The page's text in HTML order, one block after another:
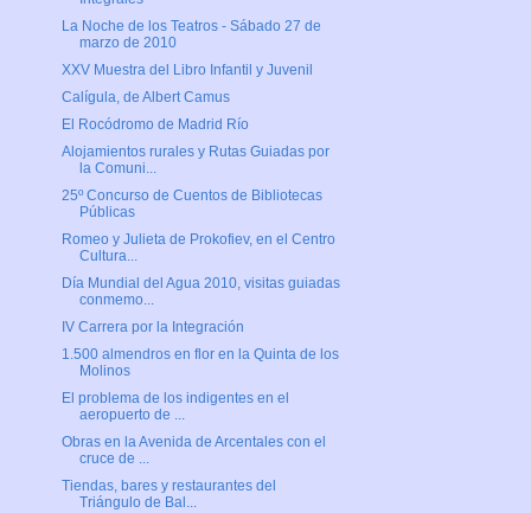
La Noche de los Teatros - Sábado 27 de
marzo de 2010
XXV Muestra del Libro Infantil y Juvenil
Calígula, de Albert Camus
El Rocódromo de Madrid Río
Alojamientos rurales y Rutas Guiadas por
la Comuni...
25º Concurso de Cuentos de Bibliotecas
Públicas
Romeo y Julieta de Prokofiev, en el Centro
Cultura...
Día Mundial del Agua 2010, visitas guiadas
conmemo...
IV Carrera por la Integración
1.500 almendros en flor en la Quinta de los
Molinos
El problema de los indigentes en el
aeropuerto de ...
Obras en la Avenida de Arcentales con el
cruce de ...
Tiendas, bares y restaurantes del
Triángulo de Bal...